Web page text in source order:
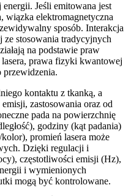
Jeśli emitowana jest
wiązka elektromagnetyczna
sposób. Interakcja
stosowania tradycyjnych
na podstawie praw
prawa fizyki kwantowej
przewidzenia.
kontaktu z tkanką, a
zastosowania oraz od
pada na powierzchnię
godziny (kąt padania)
promień lasera może
Dzięki regulacji i
częstotliwości emisji (Hz),
i wymienionych
mogą być kontrolowane.